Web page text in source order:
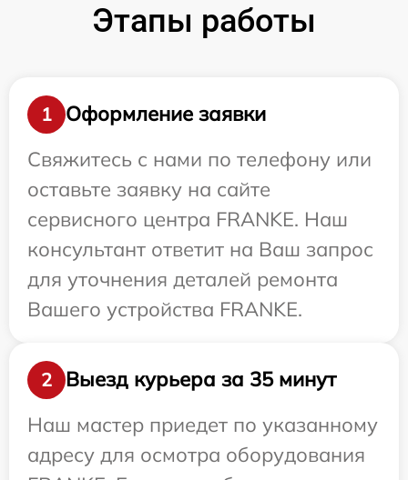
Этапы работы
1
Оформление заявки
Свяжитесь с нами по телефону или
оставьте заявку на сайте
сервисного центра FRANKE. Наш
консультант ответит на Ваш запрос
для уточнения деталей ремонта
Вашего устройства FRANKE.
2
Выезд курьера за 35 минут
Наш мастер приедет по указанному
адресу для осмотра оборудования